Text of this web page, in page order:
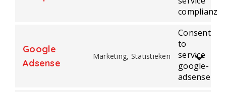
complianz
Google
Adsense
Marketing, Statistieken
Consent
to
service
google-
adsense